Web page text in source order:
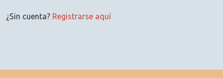
¿Sin cuenta? Registrarse aquí